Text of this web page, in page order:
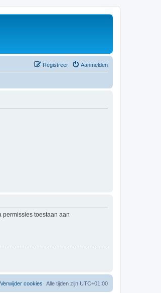
Aanmelden
Registreer
permissies toestaan aan
Alle tijden zijn UTC+01:00
Verwijder cookies